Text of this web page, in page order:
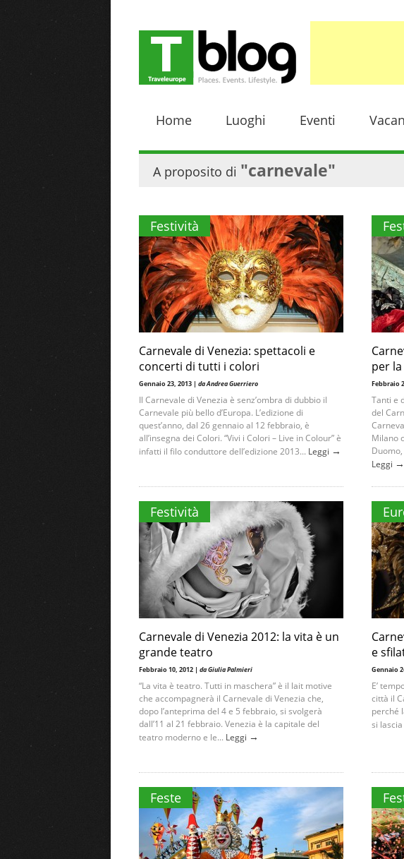
Home Luoghi Eventi
A proposito di "carnevale"
Festività
Carnevale di Venezia: spettacoli e
concerti di tutti i colori
Gennaio 23, 2013 | da Andrea Guerriero
Il Carnevale di Venezia è senz’ombra di dubbio il
Carnevale più bello d’Europa. L’edizione di
quest’anno, dal 26 gennaio al 12 febbraio, è
all’insegna dei Colori. “Vivi i Colori – Live in Colour” è
infatti il filo conduttore dell’edizione 2013... Leggi →
per
Febbraio
Tanti e
del
Milano
Leggi →
Festività
Carnevale di Venezia 2012: la vita è un
grande teatro
Febbraio 10, 2012 | da Giulia Palmieri
“La vita è teatro. Tutti in maschera” è il lait motive
che accompagnerà il Carnevale di Venezia che,
dopo l’anteprima del 4 e 5 febbraio, si svolgerà
dall’11 al 21 febbraio. Venezia è la capitale del
teatro moderno e le... Leggi →
e
Gennaio
E’
città il
perché
si
Feste